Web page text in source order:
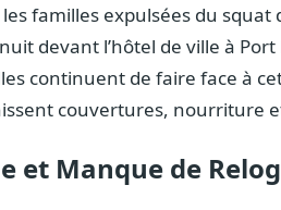
familles expulsées du squat
devant l’hôtel de ville à
continuent de faire face à
couvertures, nourriture
et Manque de